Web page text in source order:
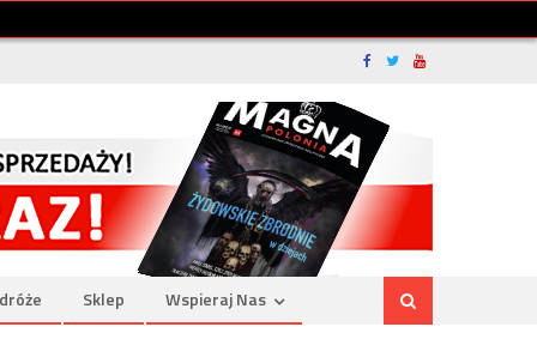
Sklep Wspieraj Nas